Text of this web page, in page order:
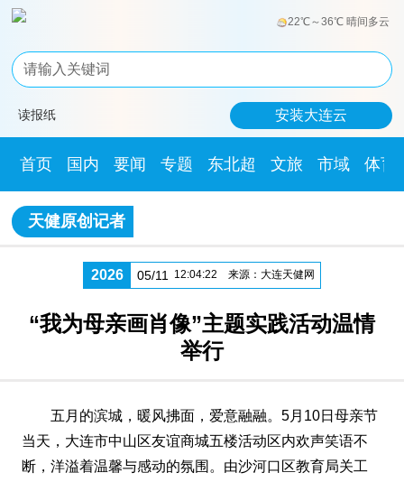
22℃～36℃ 晴间多云
读报纸 安装大连云
首页 国内 要闻 专题 东北超 文旅 市域 体育
天健原创记者
2026 05/11 12:04:22 来源：大连天健网
“我为母亲画肖像”主题实践活动温情
举行
五月的滨城，暖风拂面，爱意融融。5月10日母亲节
当天，大连市中山区友谊商城五楼活动区内欢声笑语不
断，洋溢着温馨与感动的氛围。由沙河口区教育局关工